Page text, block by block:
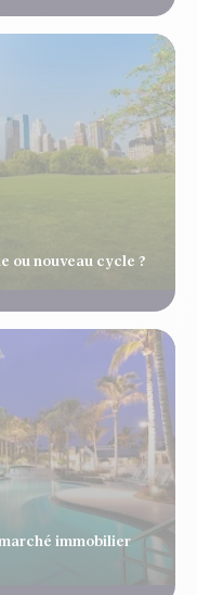
ou nouveau cycle ?
immobilier